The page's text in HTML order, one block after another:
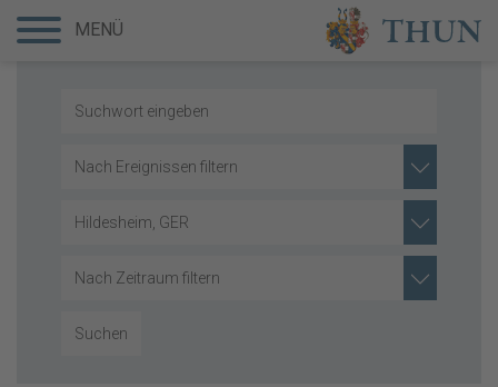
Nach Ereignissen filtern
Hildesheim, GER
Nach Zeitraum filtern
Suchen
MENÜ